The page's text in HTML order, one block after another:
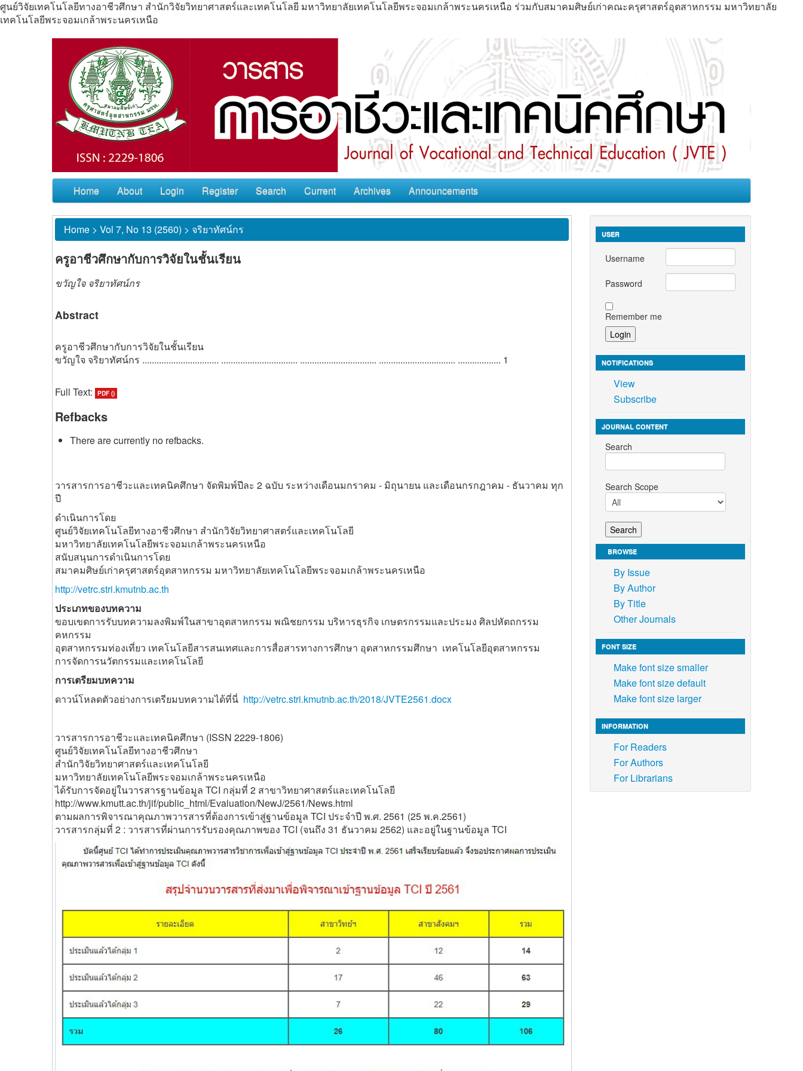
ศูนย์วิจัยเทคโนโลยีทางอาชีวศึกษา สำนักวิจัยวิทยาศาสตร์และเทคโนโลยี มหาวิทยาลัยเทคโนโลยีพระจอมเกล้าพระนครเหนือ ร่วมกับสมาคมศิษย์เก่าคณะครุศาสตร์อุตสาหกรรม มหาวิทยาลัย
เทคโนโลยีพระจอมเกล้าพระนครเหนือ
Home About Login Register Search Current Archives Announcements
Home > Vol 7, No 13 (2560) > จริยาทัศน์กร
ครูอาชีวศึกษากับการวิจัยในชั้นเรียน
ขวัญใจ จริยาทัศน์กร
Abstract
ครูอาชีวศึกษากับการวิจัยในชั้นเรียน
ขวัญใจ จริยาทัศน์กร ................................ ................................ ................................ ................................ .................. 1
Full Text: PDF ()
Refbacks
There are currently no refbacks.
วารสารการอาชีวะและเทคนิคศึกษา จัดพิมพ์ปีละ 2 ฉบับ ระหว่างเดือนมกราคม - มิถุนายน และเดือนกรกฎาคม - ธันวาคม ทุก
ปี
ดำเนินการโดย
ศูนย์วิจัยเทคโนโลยีทางอาชีวศึกษา สำนักวิจัยวิทยาศาสตร์และเทคโนโลยี
มหาวิทยาลัยเทคโนโลยีพระจอมเกล้าพระนครเหนือ
สนับสนุนการดำเนินการโดย
สมาคมศิษย์เก่าครุศาสตร์อุตสาหกรรม มหาวิทยาลัยเทคโนโลยีพระจอมเกล้าพระนครเหนือ
http://vetrc.stri.kmutnb.ac.th
ประเภทของบทความ
ขอบเขตการรับบทความลงพิมพ์ในสาขาอุตสาหกรรม พณิชยกรรม บริหารธุรกิจ เกษตรกรรมและประมง ศิลปหัตถกรรม
คหกรรม
อุตสาหกรรมท่องเที่ยว เทคโนโลยีสารสนเทศและการสื่อสารทางการศึกษา อุตสาหกรรมศึกษา เทคโนโลยีอุตสาหกรรม
การจัดการนวัตกรรมและเทคโนโลยี
การเตรียมบทความ
ดาวน์โหลดตัวอย่างการเตรียมบทความได้ที่นี่ http://vetrc.stri.kmutnb.ac.th/2018/JVTE2561.docx
วารสารการอาชีวะและเทคนิคศึกษา (ISSN 2229-1806)
ศูนย์วิจัยเทคโนโลยีทางอาชีวศึกษา
สำนักวิจัยวิทยาศาสตร์และเทคโนโลยี
มหาวิทยาลัยเทคโนโลยีพระจอมเกล้าพระนครเหนือ
ได้รับการจัดอยู่ในวารสารฐานข้อมูล TCI กลุ่มที่ 2 สาขาวิทยาศาสตร์และเทคโนโลยี
http://www.kmutt.ac.th/jif/public_html/Evaluation/NewJ/2561/News.html
ตามผลการพิจารณาคุณภาพวารสารที่ต้องการเข้าสู่ฐานข้อมูล TCI ประจำปี พ.ศ. 2561 (25 พ.ค.2561)
วารสารกลุ่มที่ 2 : วารสารที่ผ่านการรับรองคุณภาพของ TCI (จนถึง 31 ธันวาคม 2562) และอยู่ในฐานข้อมูล TCI
USER
Username
Password
Remember me
NOTIFICATIONS
View
Subscribe
JOURNAL CONTENT
Search
Search Scope
BROWSE
By Issue
By Author
By Title
Other Journals
FONT SIZE
Make font size smaller
Make font size default
Make font size larger
INFORMATION
For Readers
For Authors
For Librarians